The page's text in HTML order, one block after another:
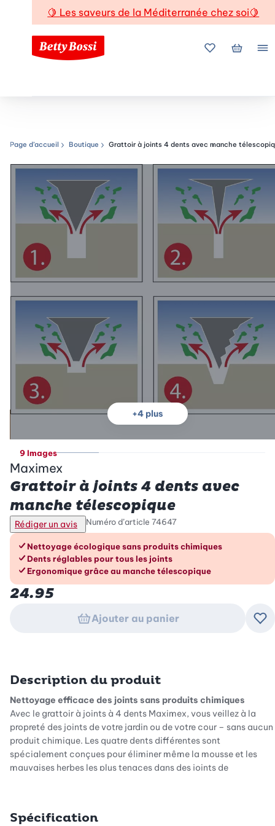
🍋 Les saveurs de la Méditerranée chez soi🍋
Mes favoris
Mon
Chemin de navigation
Page d’accueil Boutique Grattoir à joints 4 dents avec manche
+4 plus
9 Images
Maximex
Grattoir à joints 4 dents avec
manche télescopique
Rédiger un avis Numéro d’article 74647
Les avantages en un coup d’œil
Nettoyage écologique sans produits chimiques
Dents réglables pour tous les joints
Ergonomique grâce au manche télescopique
24.95
Ajouter au panier
Description du produit
Nettoyage efficace des joints sans produits chimiques
Avec le grattoir à joints à 4 dents Maximex, vous veillez à la
propreté des joints de votre jardin ou de votre cour – sans aucun
produit chimique. Les quatre dents différentes sont
spécialement conçues pour éliminer même la mousse et les
mauvaises herbes les plus tenaces dans des joints de
vos espaces extérieurs.
Spécification